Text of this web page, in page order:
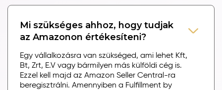
Mi szükséges ahhoz, hogy tudjak
az Amazonon értékesíteni?
Egy vállalkozásra van szükséged, ami lehet Kft,
Bt, Zrt, E.V vagy bármilyen más külföldi cég is.
Ezzel kell majd az Amazon Seller Central-ra
beregisztrálni. Amennyiben a Fulfillment by